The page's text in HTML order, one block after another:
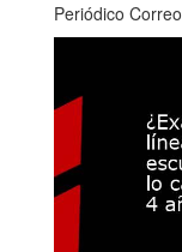
Periódico Correo